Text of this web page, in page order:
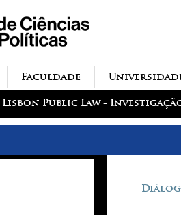
principal
Faculdade
Lisbon Public Law -